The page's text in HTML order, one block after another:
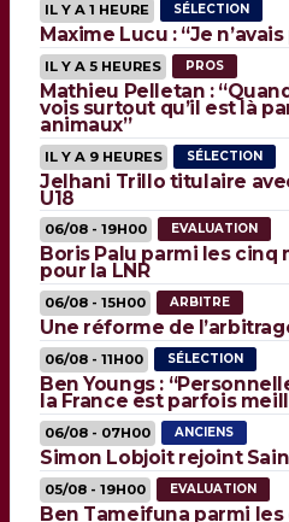
IL Y A 1 HEURE SÉLECTION
Maxime Lucu : “Je
IL Y A 5 HEURES PROS
Mathieu Pelletan :
vois surtout qu’il est là
animaux”
IL Y A 9 HEURES SÉLECTION
Jelhani Trillo titulaire
U18
06/08 - 19H00 EVALUATION
Boris Palu parmi les cinq
pour la LNR
06/08 - 15H00 ARBITRE
Une réforme de
06/08 - 11H00 SÉLECTION
Ben Youngs :
la France est parfois
06/08 - 07H00 ANCIENS
Simon Lobjoit rejoint
05/08 - 19H00 EVALUATION
Ben Tameifuna parmi